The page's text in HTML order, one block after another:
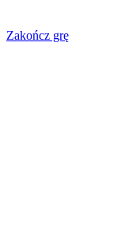
Zakończ grę